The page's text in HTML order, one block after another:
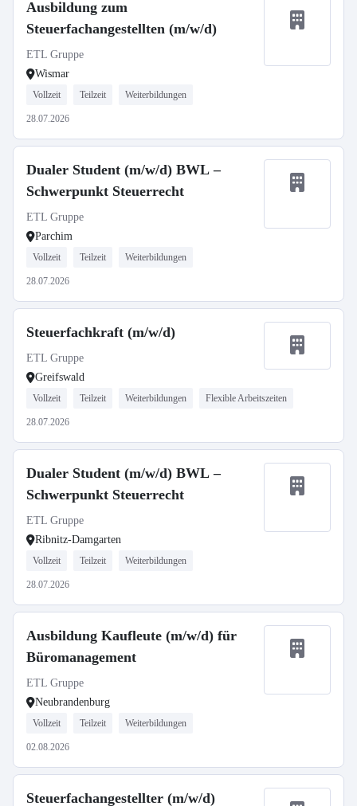
Ausbildung zum
Steuerfachangestellten (m/w/d)
ETL Gruppe
Wismar
Vollzeit Teilzeit Weiterbildungen
28.07.2026
Dualer Student (m/w/d) BWL –
Schwerpunkt Steuerrecht
ETL Gruppe
Parchim
Vollzeit Teilzeit Weiterbildungen
28.07.2026
Steuerfachkraft (m/w/d)
ETL Gruppe
Greifswald
Vollzeit Teilzeit Weiterbildungen Flexible Arbeitszeiten
28.07.2026
Dualer Student (m/w/d) BWL –
Schwerpunkt Steuerrecht
ETL Gruppe
Ribnitz-Damgarten
Vollzeit Teilzeit Weiterbildungen
28.07.2026
Ausbildung Kaufleute (m/w/d) für
Büromanagement
ETL Gruppe
Neubrandenburg
Vollzeit Teilzeit Weiterbildungen
02.08.2026
Steuerfachangestellter (m/w/d)